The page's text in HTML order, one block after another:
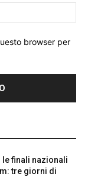
browser per
le finali nazionali
tre giorni di